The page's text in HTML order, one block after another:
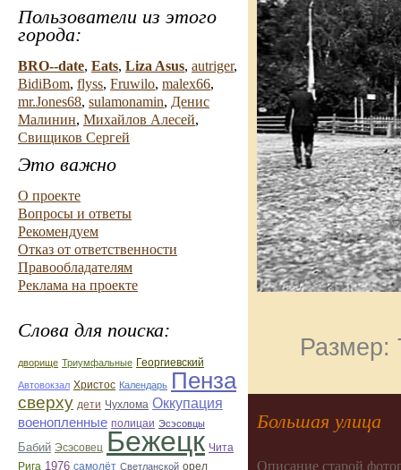
Пользователи из этого
города:
BRO--date, Eats, Liza Asus, autriger,
BidiBom, flyss, Fruwilo, malex66,
mr.Jones68, sulamonamin, Денис
Малинин, Михайлов Алесей,
Свищиков Сергей
Это важно
О проекте
Вопросы и ответы
Рекомендуем
Отказ от ответственности
Правообладателям
Реклама на проекте
Слова для поиска:
дворище Триумфальные Георгиевский
Автовокзал Христос Календарь Пенза
сверху дети Чухлома Оккупация
военопленные полицаи Эсэсовцы
Бабий Эсэсовец Бежецк Чита
Рига 1976 самолёт Светланской орел
Размер:
Большая улица
Описание старой